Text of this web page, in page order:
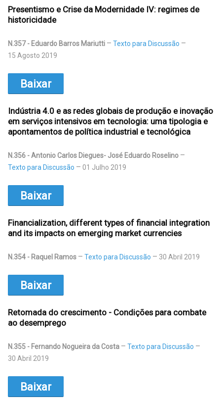
Presentismo e Crise da Modernidade IV: regimes de
historicidade
N.357 - Eduardo Barros Mariutti
Texto para Discussão
15 Agosto 2019
Baixar
Indústria 4.0 e as redes globais de produção e inovação
em serviços intensivos em tecnologia: uma tipologia e
apontamentos de política industrial e tecnológica
N.356 - Antonio Carlos Diegues- José Eduardo Roselino
Texto para Discussão
01 Julho 2019
Baixar
Financialization, different types of financial integration
and its impacts on emerging market currencies
N.354 - Raquel Ramos Texto para Discussão 30 Abril 2019
Baixar
Retomada do crescimento - Condições para combate
ao desemprego
N.355 - Fernando Nogueira da Costa
Texto para Discussão
30 Abril 2019
Baixar